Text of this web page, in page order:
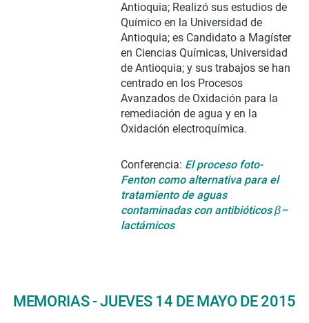
Antioquia; Realizó sus estudios de
Químico en la Universidad de
Antioquia; es Candidato a Magíster
en Ciencias Químicas, Universidad
de Antioquia; y sus trabajos se han
centrado en los Procesos
Avanzados de Oxidación para la
remediación de agua y en la
Oxidación electroquímica.
Conferencia: El proceso foto-
Fenton como alternativa para el
tratamiento de aguas
contaminadas con antibióticos β–
lactámicos
MEMORIAS - JUEVES 14 DE MAYO DE 2015